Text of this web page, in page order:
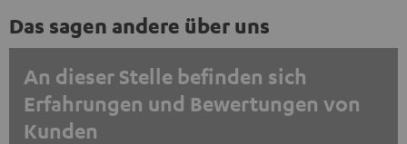
Das sagen andere über uns
An dieser Stelle befinden sich
Erfahrungen und Bewertungen von
Kunden